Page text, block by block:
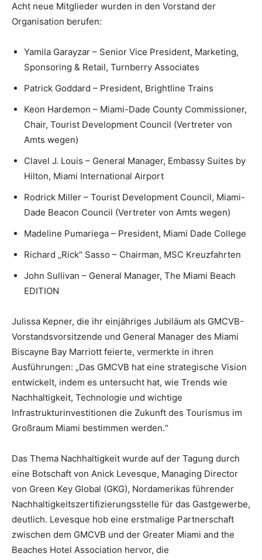
Acht neue Mitglieder wurden in den Vorstand der
Organisation berufen:
Yamila Garayzar – Senior Vice President, Marketing,
Sponsoring & Retail, Turnberry Associates
Patrick Goddard – President, Brightline Trains
Keon Hardemon – Miami-Dade County Commissioner,
Chair, Tourist Development Council (Vertreter von
Amts wegen)
Clavel J. Louis – General Manager, Embassy Suites by
Hilton, Miami International Airport
Rodrick Miller – Tourist Development Council, Miami-
Dade Beacon Council (Vertreter von Amts wegen)
Madeline Pumariega – President, Miami Dade College
Richard „Rick“ Sasso – Chairman, MSC Kreuzfahrten
John Sullivan – General Manager, The Miami Beach
EDITION
Julissa Kepner, die ihr einjähriges Jubiläum als GMCVB-
Vorstandsvorsitzende und General Manager des Miami
Biscayne Bay Marriott feierte, vermerkte in ihren
Ausführungen: „Das GMCVB hat eine strategische Vision
entwickelt, indem es untersucht hat, wie Trends wie
Nachhaltigkeit, Technologie und wichtige
Infrastrukturinvestitionen die Zukunft des Tourismus im
Großraum Miami bestimmen werden.“
Das Thema Nachhaltigkeit wurde auf der Tagung durch
eine Botschaft von Anick Levesque, Managing Director
von Green Key Global (GKG), Nordamerikas führender
Nachhaltigkeitszertifizierungsstelle für das Gastgewerbe,
deutlich. Levesque hob eine erstmalige Partnerschaft
zwischen dem GMCVB und der Greater Miami and the
Beaches Hotel Association hervor, die